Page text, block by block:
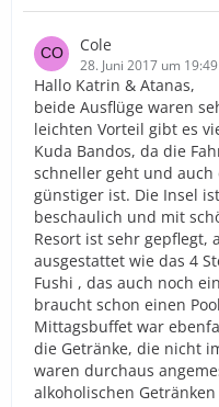
Cole
28. Juni 2017 um 19:49
Hallo Katrin & Atanas,
beide Ausflüge waren
leichten Vorteil gibt es
Kuda Bandos, da die
schneller geht und
günstiger ist. Die Insel
beschaulich und mit
Resort ist sehr gepflegt,
ausgestattet wie das 4
Fushi , das auch noch
braucht schon einen
Mittagsbuffet war
die Getränke, die nicht
waren durchaus
alkoholischen